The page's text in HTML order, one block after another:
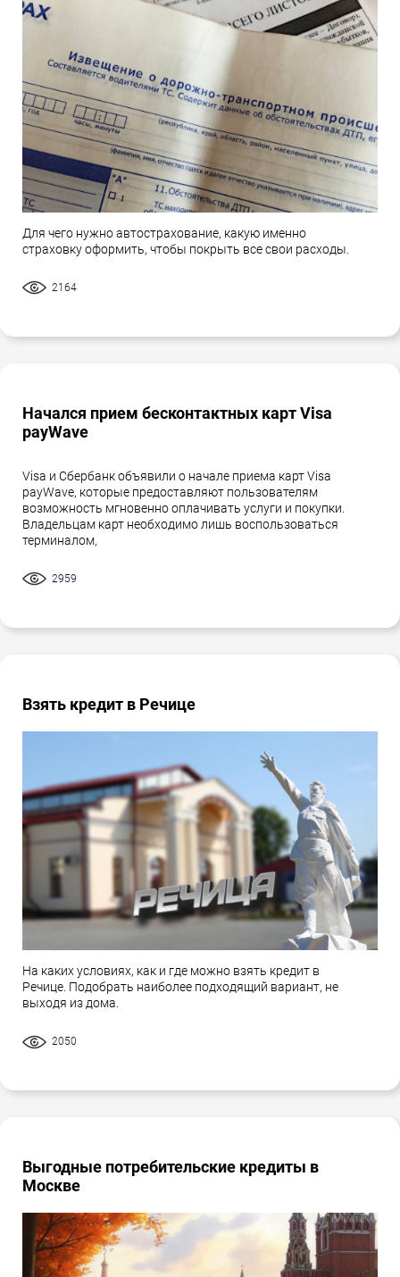
Для чего нужно автострахование, какую именно
страховку оформить, чтобы покрыть все свои расходы.
2164
Начался прием бесконтактных карт Visa
payWave
Visa и Сбербанк объявили о начале приема карт Visa
payWave, которые предоставляют пользователям
возможность мгновенно оплачивать услуги и покупки.
Владельцам карт необходимо лишь воспользоваться
терминалом,
2959
Взять кредит в Речице
На каких условиях, как и где можно взять кредит в
Речице. Подобрать наиболее подходящий вариант, не
выходя из дома.
2050
Выгодные потребительские кредиты в
Москве